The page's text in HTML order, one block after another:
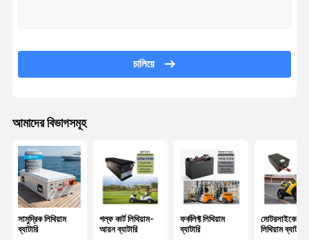
চালিয়ে
আমাদের বিভাগসমূহ
সামুদ্রিক লিথিয়াম
ব্যাটারি
গল্ফ কার্ট লিথিয়াম-
আয়ন ব্যাটারি
ফর্কলিফ্ট লিথিয়াম
ব্যাটারি
মোটরসাইকেলের
লিথিয়াম ব্যাটারি